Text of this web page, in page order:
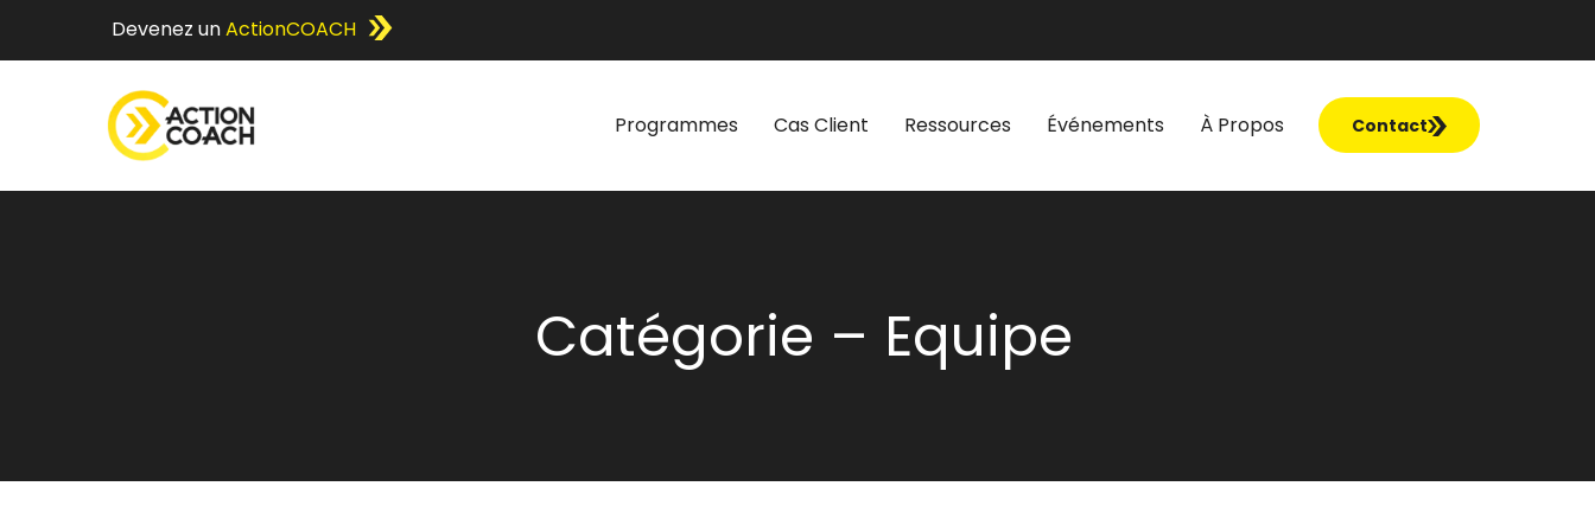
Devenez unActionCOACH
Programmes Cas Client Ressources Événements À Propos Contact
Catégorie – Equipe